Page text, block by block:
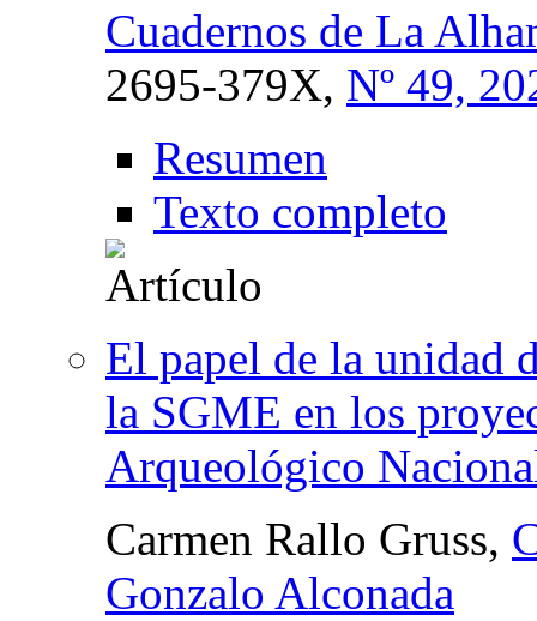
Cuadernos de La
2695-379X, Nº 49,
Resumen
Texto completo
El papel de la unidad
la SGME en los
Arqueológico
Carmen Rallo Gruss,
Gonzalo Alconada